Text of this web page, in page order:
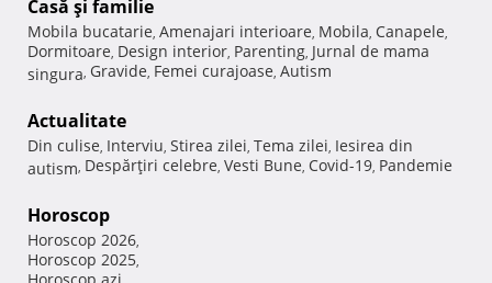
Casă şi familie
Mobila bucatarie, Amenajari interioare, Mobila, Canapele,
Dormitoare, Design interior, Parenting, Jurnal de mama
singura, Gravide, Femei curajoase, Autism
Actualitate
Din culise, Interviu, Stirea zilei, Tema zilei, Iesirea din
autism, Despărţiri celebre, Vesti Bune, Covid-19, Pandemie
Horoscop
Horoscop 2026,
Horoscop 2025,